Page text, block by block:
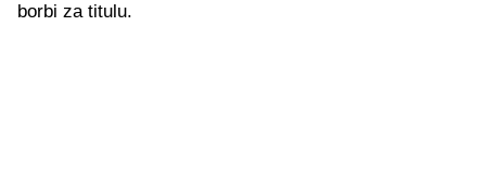
borbi za titulu.